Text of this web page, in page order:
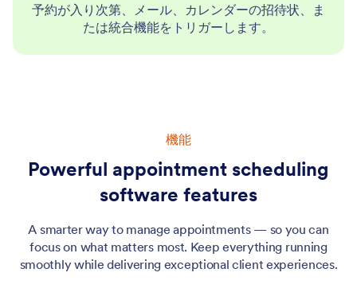
予約が入り次第、メール、カレンダーの招待状、ま
たは統合機能をトリガーします。
機能
Powerful appointment scheduling
software features
A smarter way to manage appointments — so you can
focus on what matters most. Keep everything running
smoothly while delivering exceptional client experiences.